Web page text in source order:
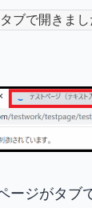
ブで開きま
ージがタブ